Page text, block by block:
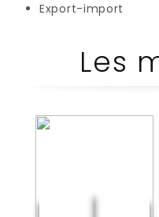
Export-import
Les